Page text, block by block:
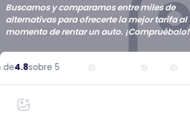
Buscamos y comparamos entre miles de
alternativas para ofrecerte la mejor tarifa al
momento de rentar un auto. ¡Compruébalo!
4.8sobre 5